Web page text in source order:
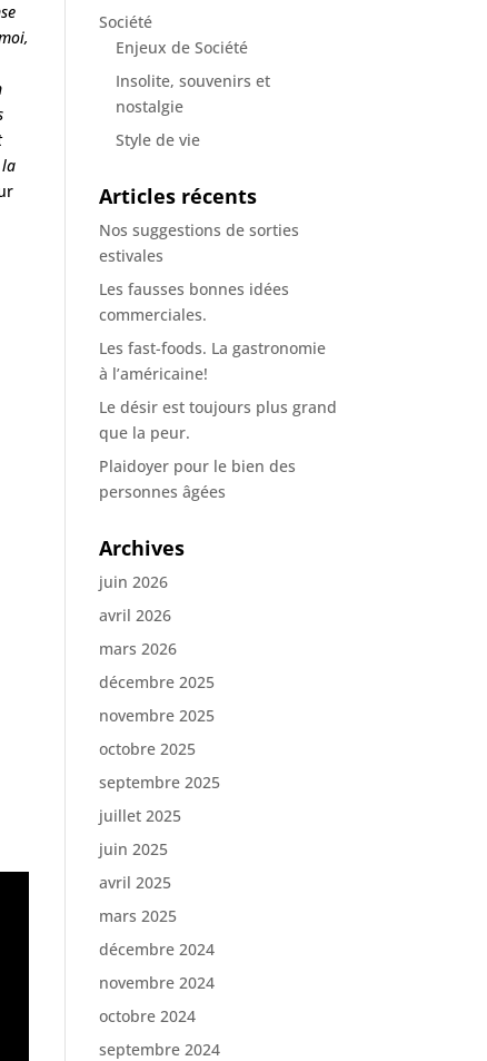
la
Société
Enjeux de Société
Insolite, souvenirs et
nostalgie
Style de vie
Articles récents
Nos suggestions de sorties
estivales
Les fausses bonnes idées
commerciales.
Les fast-foods. La gastronomie
à l’américaine!
Le désir est toujours plus grand
que la peur.
Plaidoyer pour le bien des
personnes âgées
Archives
juin 2026
avril 2026
mars 2026
décembre 2025
novembre 2025
octobre 2025
septembre 2025
juillet 2025
juin 2025
avril 2025
mars 2025
décembre 2024
novembre 2024
octobre 2024
septembre 2024